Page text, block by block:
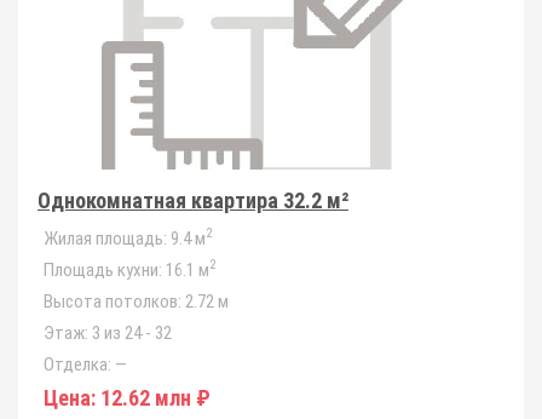
Однокомнатная квартира 32.2 м²
Жилая площадь: 9.4 м2
Площадь кухни: 16.1 м2
Высота потолков: 2.72 м
Этаж: 3 из 24 - 32
Отделка: —
Цена: 12.62 млн ₽